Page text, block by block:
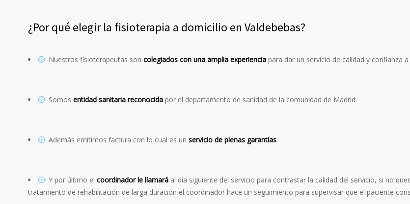
¿Por qué elegir la fisioterapia a domicilio en Valdebebas?
Nuestros fisioterapeutas son colegiados con una amplia experiencia para dar un servicio de calidad y confianza
Somos entidad sanitaria reconocida por el departamento de sanidad de la comunidad de Madrid.
Además emitimos factura con lo cual es un servicio de plenas garantías.
Y por último el coordinador le llamará al día siguiente del servicio para contrastar la calidad del servicio, si no
tratamiento de rehabilitación de larga duración el coordinador hace un seguimiento para supervisar que el paciente